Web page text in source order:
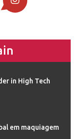
in High Tech
em maquiagem